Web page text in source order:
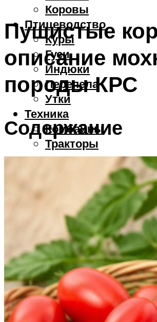
Коровы
Птицеводство
Куры
Гуси
Индюки
Перепела
Утки
Техника
Комбайны
Тракторы
Меню
Пушистые
описание
породы КРС
Содержание